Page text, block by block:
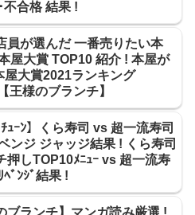
不合格 結果 !
員が選んだ 一番売りたい本
屋大賞 TOP10 紹介 ! 本屋が
屋大賞2021ランキング
王様のブランチ】
ﾁｭｰﾝ】くら寿司 vs 超一流寿司
ジ ジャッジ結果 ! くら寿司
押しTOP10ﾒﾆｭｰ vs 超一流寿
ﾞﾝｼﾞ結果 !
ブランチ】マンガ読み厳選 !